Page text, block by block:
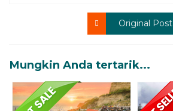
Original Post
Mungkin Anda tertarik...